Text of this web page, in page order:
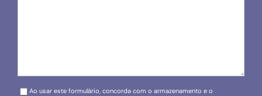
Please leave this field empty.
Ao usar este formulário, concorda com o armazenamento e o